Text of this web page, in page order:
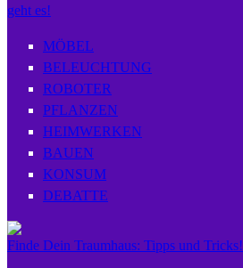
geht es!
MÖBEL
BELEUCHTUNG
ROBOTER
PFLANZEN
HEIMWERKEN
BAUEN
KONSUM
DEBATTE
Finde Dein Traumhaus: Tipps und Tricks!